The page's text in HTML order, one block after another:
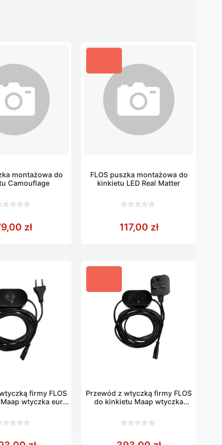
montażowa do
Camouflage
zł
FLOS puszka montażowa do
kinkietu LED Real Matter
5
117,00 zł
firmy FLOS
wtyczka euro
Przewód z wtyczką firmy FLOS
do kinkietu Maap wtyczka